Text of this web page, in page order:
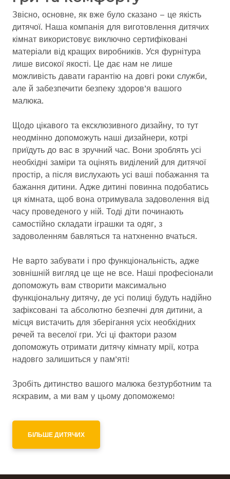
Звісно, основне, як вже було сказано – це якість
дитячої. Наша компанія для виготовлення дитячих
кімнат використовує виключно сертифіковані
матеріали від кращих виробників. Уся фурнітура
лише високої якості. Це дає нам не лише
можливість давати гарантію на довгі роки служби,
але й забезпечити безпеку здоров’я вашого
малюка.
Щодо цікавого та ексклюзивного дизайну, то тут
неодмінно допоможуть наші дизайнери, котрі
приїдуть до вас в зручний час. Вони зроблять усі
необхідні заміри та оцінять виділений для дитячої
простір, а після вислухають усі ваші побажання та
бажання дитини. Адже дитині повинна подобатись
ця кімната, щоб вона отримувала задоволення від
часу проведеного у ній. Тоді діти починають
самостійно складати іграшки та одяг, з
задоволенням бавляться та натхненно вчаться.
Не варто забувати і про функціональність, адже
зовнішній вигляд це ще не все. Наші професіонали
допоможуть вам створити максимально
функціональну дитячу, де усі полиці будуть надійно
зафіксовані та абсолютно безпечні для дитини, а
місця вистачить для зберігання усіх необхідних
речей та веселої гри. Усі ці фактори разом
допоможуть отримати дитячу кімнату мрії, котра
надовго залишиться у пам’яті!
Зробіть дитинство вашого малюка безтурботним та
яскравим, а ми вам у цьому допоможемо!
БІЛЬШЕ ДИТЯЧИХ